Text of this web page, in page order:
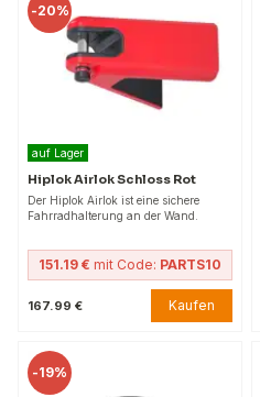
-20%
auf Lager
Hiplok Airlok Schloss Rot
Der Hiplok Airlok ist eine sichere
Fahrradhalterung an der Wand.
151.19 € mit Code: PARTS10
167.99 € Kaufen
-19%